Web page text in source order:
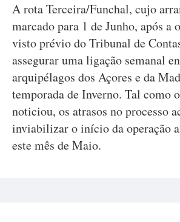
A rota Terceira/Funchal, cujo
marcado para 1 de Junho, após a
visto prévio do Tribunal de
assegurar uma ligação semanal
arquipélagos dos Açores e da
temporada de Inverno. Tal como
noticiou, os atrasos no processo
inviabilizar o início da operação
este mês de Maio.